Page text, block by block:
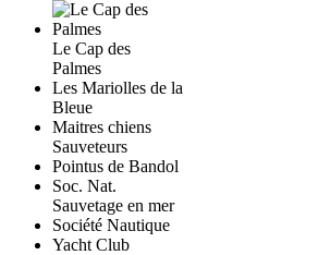
Le Cap des
Palmes
Les Mariolles de la
Bleue
Maitres chiens
Sauveteurs
Pointus de Bandol
Soc. Nat.
Sauvetage en mer
Société Nautique
Yacht Club